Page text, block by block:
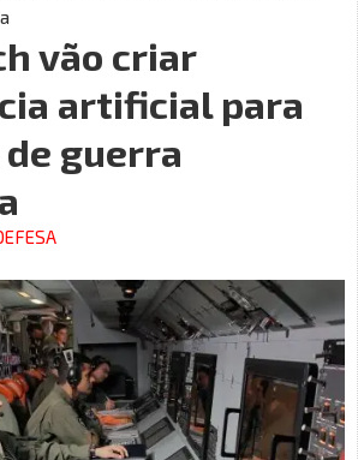
vão criar
artificial para
guerra